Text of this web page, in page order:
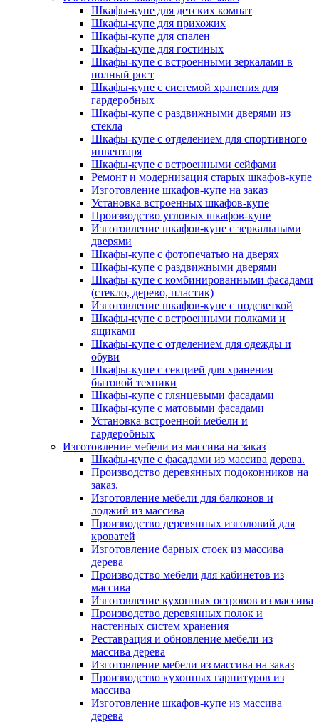
Шкафы-купе для детских комнат
Шкафы-купе для прихожих
Шкафы-купе для спален
Шкафы-купе для гостиных
Шкафы-купе с встроенными зеркалами в
полный рост
Шкафы-купе с системой хранения для
гардеробных
Шкафы-купе с раздвижными дверями из
стекла
Шкафы-купе с отделением для спортивного
инвентаря
Шкафы-купе с встроенными сейфами
Ремонт и модернизация старых шкафов-купе
Изготовление шкафов-купе на заказ
Установка встроенных шкафов-купе
Производство угловых шкафов-купе
Изготовление шкафов-купе с зеркальными
дверями
Шкафы-купе с фотопечатью на дверях
Шкафы-купе с раздвижными дверями
Шкафы-купе с комбинированными фасадами
(стекло, дерево, пластик)
Изготовление шкафов-купе с подсветкой
Шкафы-купе с встроенными полками и
ящиками
Шкафы-купе с отделением для одежды и
обуви
Шкафы-купе с секцией для хранения
бытовой техники
Шкафы-купе с глянцевыми фасадами
Шкафы-купе с матовыми фасадами
Установка встроенной мебели и
гардеробных
Изготовление мебели из массива на заказ
Шкафы-купе с фасадами из массива дерева.
Производство деревянных подоконников на
заказ.
Изготовление мебели для балконов и
лоджий из массива
Производство деревянных изголовий для
кроватей
Изготовление барных стоек из массива
дерева
Производство мебели для кабинетов из
массива
Изготовление кухонных островов из массива
Производство деревянных полок и
настенных систем хранения
Реставрация и обновление мебели из
массива дерева
Изготовление мебели из массива на заказ
Производство кухонных гарнитуров из
массива
Изготовление шкафов-купе из массива
дерева